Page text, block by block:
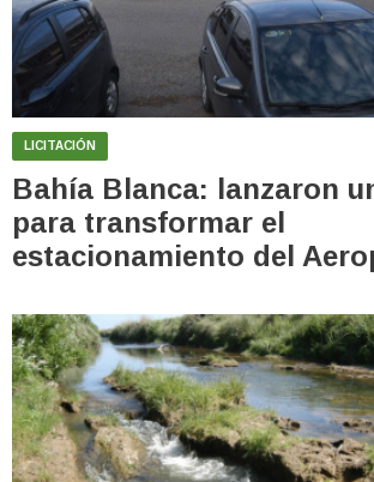
LICITACIÓN
Bahía Blanca: lanzaron
para transformar el
estacionamiento del